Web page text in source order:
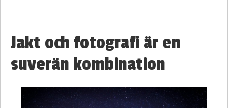
Jakt och fotografi är en
suverän kombination